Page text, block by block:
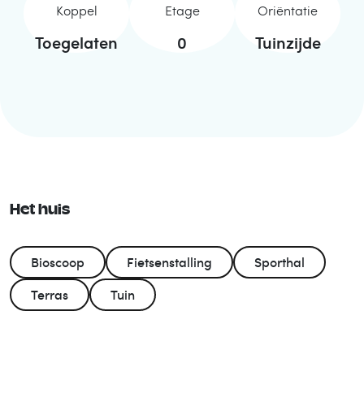
Koppel
Toegelaten
Etage
0
Oriëntatie
Tuinzijde
Het huis
Bioscoop Fietsenstalling
Sporthal
Terras
Tuin